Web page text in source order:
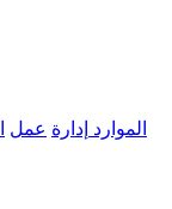
الموارد إدارة عمل